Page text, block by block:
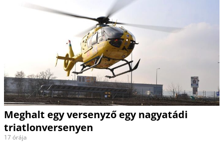
Meghalt egy versenyző egy nagyatádi
triatlonversenyen
17 órája